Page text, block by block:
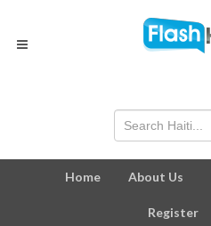
Home About Us
Register